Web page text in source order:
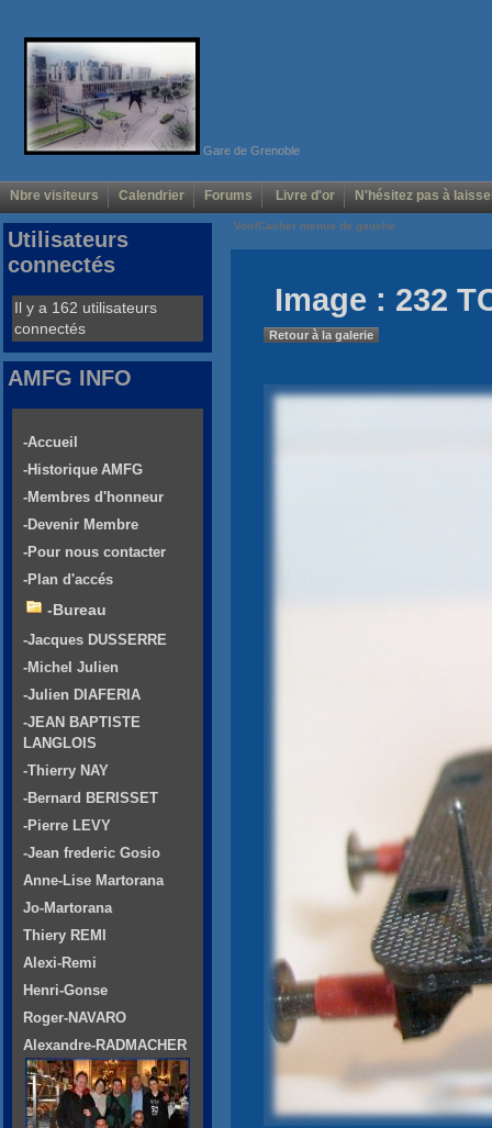
Gare de Grenoble
Nbre visiteurs Calendrier Forums Livre d'or N'hésitez pas à
Voir/Cacher menus de gauche
Image : 232
Retour à la galerie
Utilisateurs
connectés
Il y a 162 utilisateurs
connectés
AMFG INFO
-Accueil
-Historique AMFG
-Membres d'honneur
-Devenir Membre
-Pour nous contacter
-Plan d'accés
-Bureau
-Jacques DUSSERRE
-Michel Julien
-Julien DIAFERIA
-JEAN BAPTISTE
LANGLOIS
-Thierry NAY
-Bernard BERISSET
-Pierre LEVY
-Jean frederic Gosio
Anne-Lise Martorana
Jo-Martorana
Thiery REMI
Alexi-Remi
Henri-Gonse
Roger-NAVARO
Alexandre-RADMACHER